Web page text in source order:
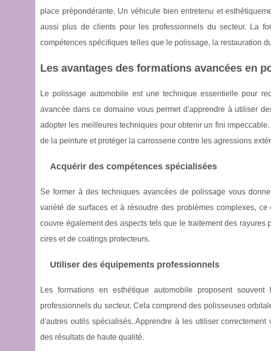
place prépondérante. Un véhicule bien entretenu et
aussi plus de clients pour les professionnels du secteur. La
compétences spécifiques telles que le polissage, la restauration
Les avantages des formations avancées en
Le polissage automobile est une technique essentielle pour
avancée dans ce domaine vous permet d'apprendre à utiliser
adopter les meilleures techniques pour obtenir un fini
de la peinture et protéger la carrosserie contre les agressions
Acquérir des compétences spécialisées
Se former à des techniques avancées de polissage vous
variété de surfaces et à résoudre des problèmes complexes,
couvre également des aspects tels que le traitement des
cires et de coatings protecteurs.
Utiliser des équipements professionnels
Les formations en esthétique automobile proposent
professionnels du secteur. Cela comprend des polisseuses
d'autres outils spécialisés. Apprendre à les utiliser
des résultats de haute qualité.